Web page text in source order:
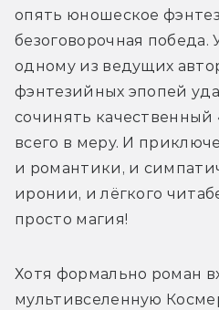
опять юношеское
безоговорочная победа.
одному из ведущих
фэнтезийных эпопей
сочинять качественный
всего в меру. И
и романтики, и
иронии, и лёгкого
просто магия!
Хотя формально роман
мультивселенную